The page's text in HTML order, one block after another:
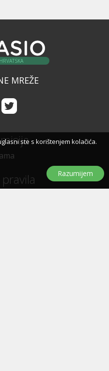
HRVATSKA
MREŽE
ste s korištenjem kolačića.
Razumijem